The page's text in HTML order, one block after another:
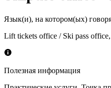
Язык(и), на котором(ых)
Lift tickets office / Ski pass
Полезная информация